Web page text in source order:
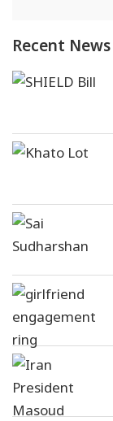
Recent News